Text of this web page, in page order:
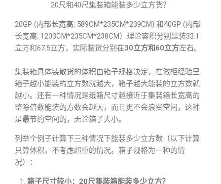
20尺和40尺集装箱能装多少立方货？
20GP (内部长宽高: 589CM*235CM*239CM) 和40GP (内部
长宽高: 1203CM*235CM*238CM）理论容积分别是装33.1
立方和67.5立方，实际装货分别在30立方和60立方左右。
集装箱具体装散货的体积由箱子规格决定，在做柜经验里
箱子越小能装的立方数就越大，箱子越大能装的立方数就
越小。还有一种情况是纸箱尺寸越接近于集装箱长宽高的
整除倍数能装的方数会越大，而且更不会浪费空间，这种
是最节约空间的，无论箱子大小。
列举个例子计算下三种情况下能装多少立方数（以下计算
只算体积，不考虑超重的情况。箱子规格为一种的情
况）：
箱子尺寸较小：20尺集装箱能装多少立方？